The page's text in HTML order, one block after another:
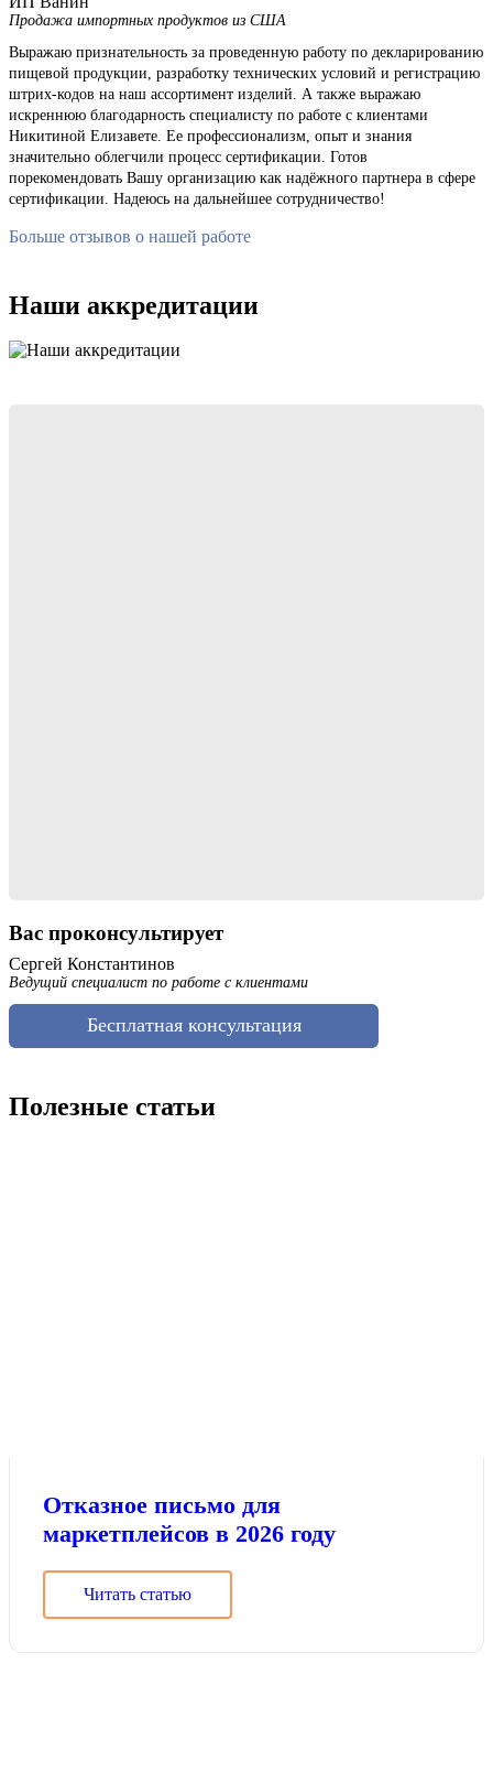
Продажа импортных продуктов из США
Выражаю признательность за проведенную работу по декларированию
пищевой продукции, разработку технических условий и регистрацию
штрих-кодов на наш ассортимент изделий. А также выражаю
искреннюю благодарность специалисту по работе с клиентами
Никитиной Елизавете. Ее профессионализм, опыт и знания
значительно облегчили процесс сертификации. Готов
порекомендовать Вашу организацию как надёжного партнера в сфере
сертификации. Надеюсь на дальнейшее сотрудничество!
Больше отзывов о нашей работе
Наши аккредитации
Вас проконсультирует
Сергей Константинов
Ведущий специалист по работе с клиентами
Бесплатная консультация
Полезные статьи
Отказное письмо для
маркетплейсов в 2026 году
Читать статью